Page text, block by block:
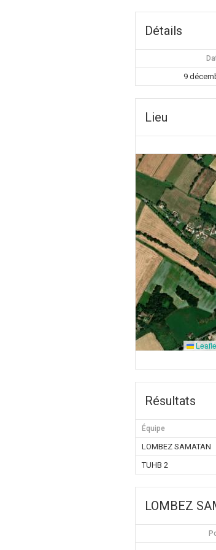
Détails
9
Lieu
Résultats
Équipe
LOMBEZ SAMATAN
TUHB 2
LOMBEZ